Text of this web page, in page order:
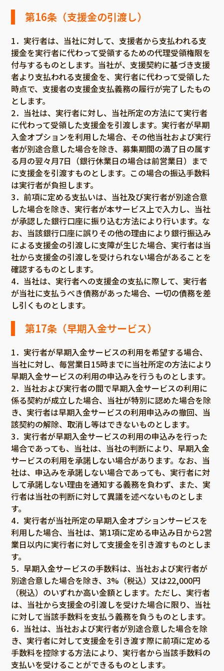
第16条（支援金の引渡し）
1．実行者は、当社に対して、支援者から支払われる支
援金を実行者に代わって受領するための代理受領権限を
付与するものとします。当社が、支援契約に基づき支援
者より支払われる支援金を、実行者に代わって受領した
時点で、支援者の支援金支払義務の履行が完了したもの
とします。
2．当社は、実行者に対し、当社所定の方法にて実行者
に代わって受領した支援金を引渡します。実行者が早期
入金オプションを利用した場合、その他当社および実行
者が別途合意した場合を除き、募集期間の満了日の属す
る月の翌々月7日（銀行休業日の場合は前営業日）まで
に支援金を引渡すものとします。この場合の振込手数料
は実行者が負担します。
3．前項に定める支払いは、当社及び実行者が別途合意
した場合を除き、実行者が本サービス上で入力し、当社
が承認した銀行口座に振り込む方法により行います。な
お、当該銀行口座に誤りその他の理由により銀行振込み
による支援金の引渡しに支障が生じた場合、実行者は当
社から支援金の引渡しを受けられない場合があることを
確認するものとします。
4．当社は、実行者への支援金の支払に際して、実行者
が当社に支払うべき債務があった場合、一切の債務を差
し引くものとします。
第17条（早期入金サービス）
1．実行者が早期入金サービスの利用を希望する場合、
当社に対し、毎営業日15時までに当社所定の方法により
早期入金サービスの利用の申込みを行うものとします。
2．当社および実行者の間で早期入金サービスの利用に
係る契約が成立した場合、当社が特別に認めた場合を除
き、実行者は早期入金サービスの利用申込みの撤回、当
該契約の解除、取消し等はできないものとします。
3．実行者が早期入金サービスの利用の申込みを行った
場合であっても、当社は、当社の判断により、早期入金
サービスの利用を承諾しない場合があります。なお、当
社は、申込みを承諾しない場合であっても、実行者に対
して承諾しない理由を通知する義務を負わず、また、実
行者は当社の判断に対して異議を述べないものとしま
す。
4．実行者が当社所定の早期入金オプションサービスを
利用した場合、当社は、第1項に定める申込み日から2営
業日以内に実行者に対して支援金を引き渡すものとしま
す。
5．早期入金サービスの手数料は、当社および実行者が
別途合意した場合を除き、3%（税込）又は22,000円
（税込）のいずれか高い金額とします。ただし、実行者
は、当社から支援金の引渡しを受けた場合に限り、当社
に対して当該手数料を支払う義務を負うものとします。
6．当社は、当社および実行者が別途合意した場合を除
き、実行者に対して支援金を引き渡す際に前項に定める
手数料を控除する方法により、実行者から当該手数料の
支払いを受けることができるものとします。